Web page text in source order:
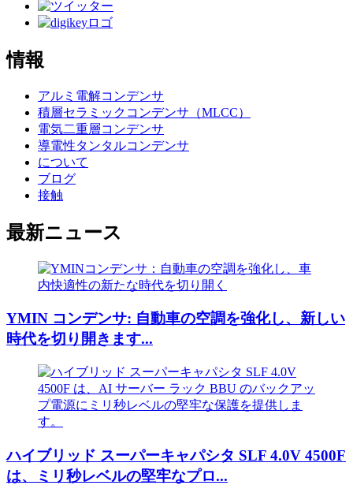
情報
アルミ電解コンデンサ
積層セラミックコンデンサ（MLCC）
電気二重層コンデンサ
導電性タンタルコンデンサ
について
ブログ
接触
最新ニュース
YMIN コンデンサ: 自動車の空調を強化し、新しい
時代を切り開きます...
ハイブリッド スーパーキャパシタ SLF 4.0V 4500F
は、ミリ秒レベルの堅牢なプロ...